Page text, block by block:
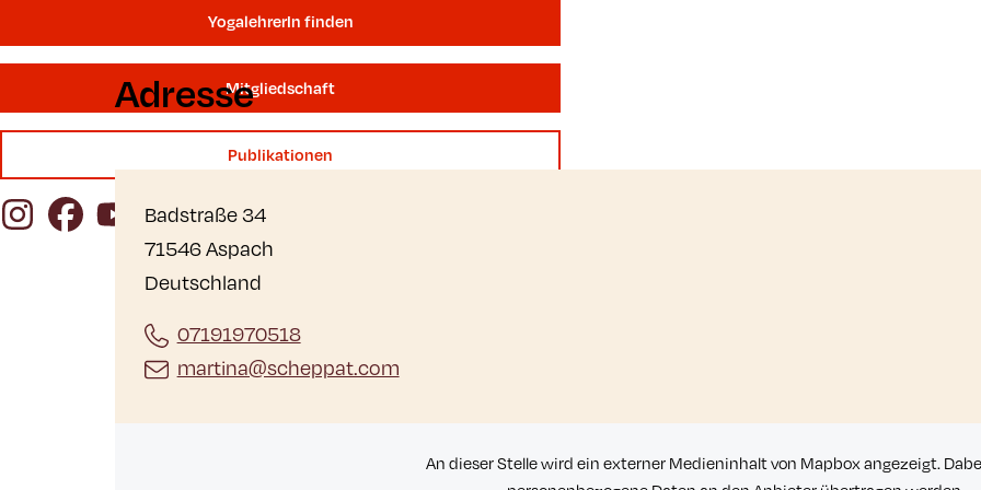
YogalehrerIn finden
Mitgliedschaft
Publikationen
InstagramFacebookYouTube
Adresse
Badstraße 34
71546 Aspach
Deutschland
07191970518
martina@scheppat.com
An dieser Stelle wird ein externer Medieninhalt von Mapbox angezeigt.